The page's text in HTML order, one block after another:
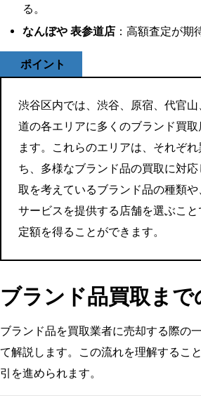
る。
なんぼや 表参道店 ：高額査定が期
ポイント
渋谷区内では、渋谷、原宿、代官
道の各エリアに多くのブランド買
ます。これらのエリアは、それぞ
ち、多様なブランド品の買取に対
取を考えているブランド品の種類
サービスを提供する店舗を選ぶこ
定額を得ることができます。
ブランド品買取まで
ブランド品を買取業者に売却する際の
て解説します。この流れを理解するこ
引を進められます。